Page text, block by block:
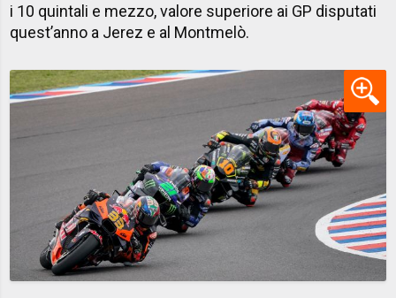
i 10 quintali e mezzo, valore superiore ai GP disputati
quest’anno a Jerez e al Montmelò.